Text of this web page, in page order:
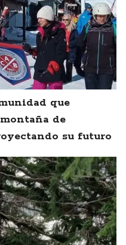
que
de
su futuro